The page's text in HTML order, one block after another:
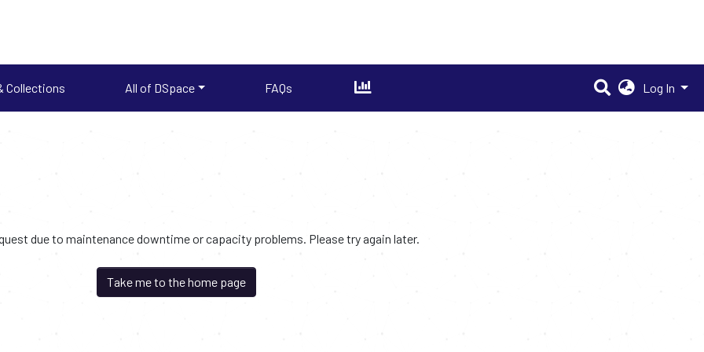
Collections All of DSpace FAQs Log In
due to maintenance downtime or capacity problems. Please try again later.
Take me to the home page